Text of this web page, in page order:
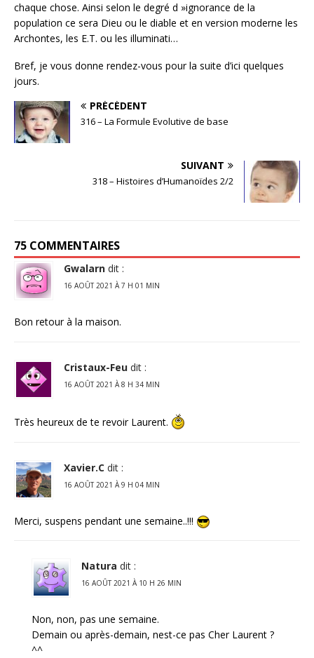
chaque chose. Ainsi selon le degré d »ignorance de la
population ce sera Dieu ou le diable et en version moderne les
Archontes, les E.T. ou les illuminati…
Bref, je vous donne rendez-vous pour la suite d’ici quelques
jours.
PRÉCÉDENT
316 – La Formule Evolutive de base
SUIVANT
318 – Histoires d’Humanoïdes 2/2
75 COMMENTAIRES
Gwalarn dit :
16 AOÛT 2021 À 7 H 01 MIN
Bon retour à la maison.
Cristaux-Feu dit :
16 AOÛT 2021 À 8 H 34 MIN
Très heureux de te revoir Laurent.
Xavier.C dit :
16 AOÛT 2021 À 9 H 04 MIN
Merci, suspens pendant une semaine..!!!
Natura dit :
16 AOÛT 2021 À 10 H 26 MIN
Non, non, pas une semaine.
Demain ou après-demain, nest-ce pas Cher Laurent ?
^^